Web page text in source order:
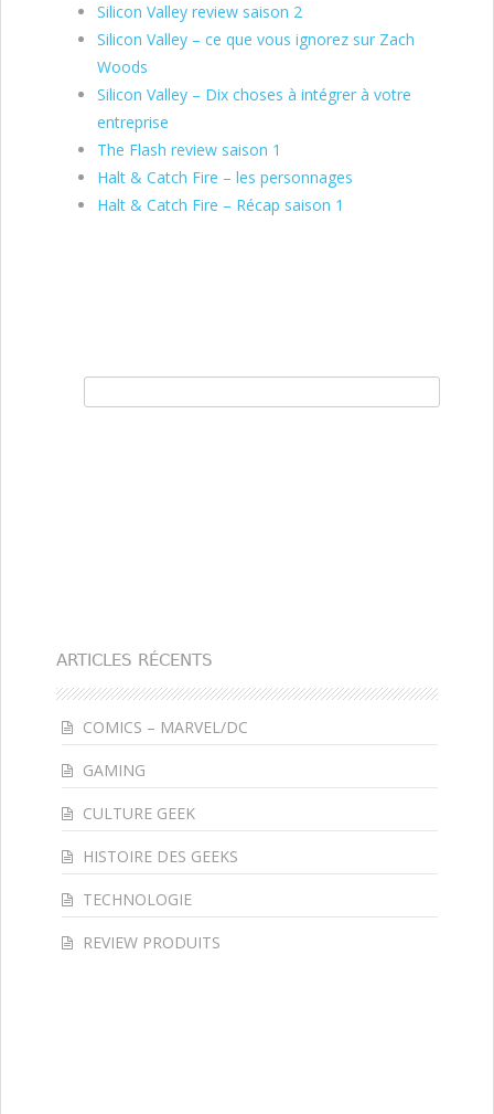
Silicon Valley review saison 2
Silicon Valley – ce que vous ignorez sur Zach
Woods
Silicon Valley – Dix choses à intégrer à votre
entreprise
The Flash review saison 1
Halt & Catch Fire – les personnages
Halt & Catch Fire – Récap saison 1
Rechercher :
ARTICLES RÉCENTS
COMICS – MARVEL/DC
GAMING
CULTURE GEEK
HISTOIRE DES GEEKS
TECHNOLOGIE
REVIEW PRODUITS